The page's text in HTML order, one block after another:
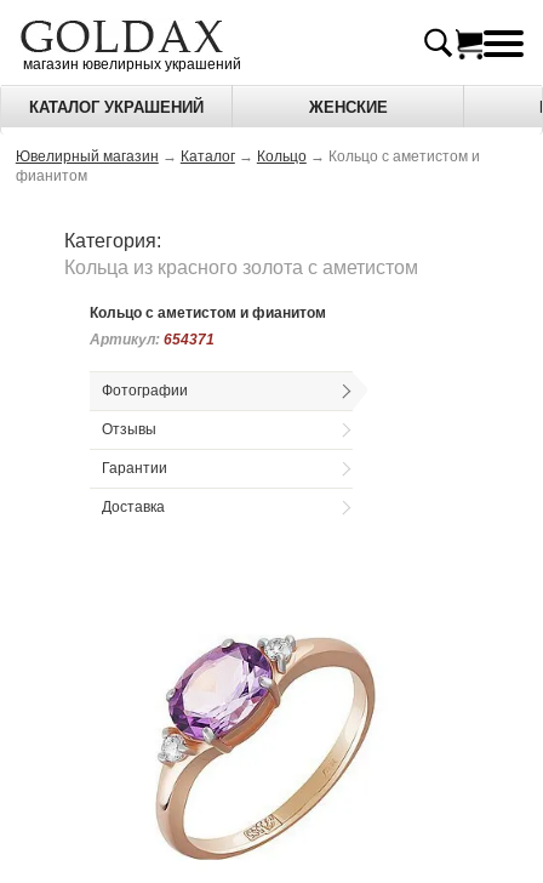
магазин ювелирных украшений
КАТАЛОГ УКРАШЕНИЙ ЖЕНСКИЕ
Ювелирный магазин → Каталог → Кольцо → Кольцо с аметистом и
фианитом
Категория:
Кольца из красного золота c аметистом
Кольцо с аметистом и фианитом
Артикул: 654371
Артикул: 654371
Фотографии
Отзывы
Гарантии
Доставка